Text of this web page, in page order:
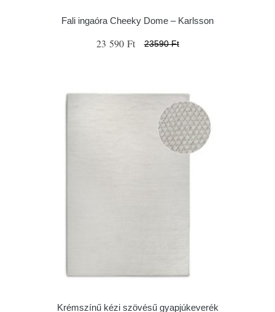
Fali ingaóra Cheeky Dome – Karlsson
23 590 Ft 23590 Ft
Krémszínű kézi szövésű gyapjúkeverék